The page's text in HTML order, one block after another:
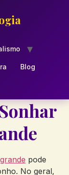
Blog
pode
No geral,